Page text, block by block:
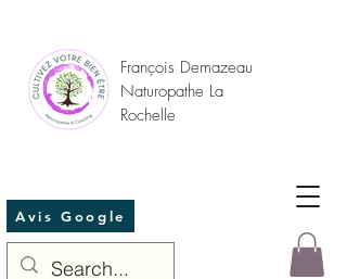
François Demazeau
Naturopathe La
Rochelle
Avis Google